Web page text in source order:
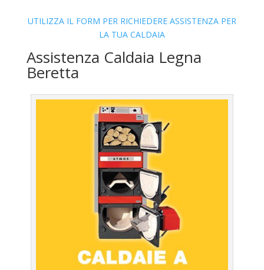
UTILIZZA IL FORM PER RICHIEDERE ASSISTENZA PER
LA TUA CALDAIA
Assistenza Caldaia Legna
Beretta